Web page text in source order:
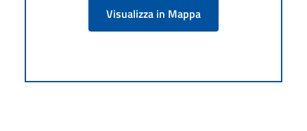
Visualizza in Mappa